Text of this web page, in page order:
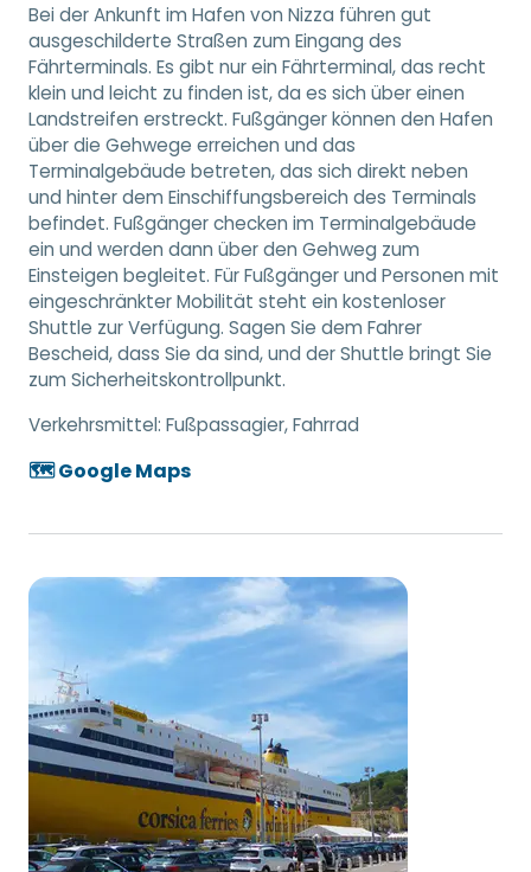
Bei der Ankunft im Hafen von Nizza führen gut
ausgeschilderte Straßen zum Eingang des
Fährterminals. Es gibt nur ein Fährterminal, das recht
klein und leicht zu finden ist, da es sich über einen
Landstreifen erstreckt. Fußgänger können den Hafen
über die Gehwege erreichen und das
Terminalgebäude betreten, das sich direkt neben
und hinter dem Einschiffungsbereich des Terminals
befindet. Fußgänger checken im Terminalgebäude
ein und werden dann über den Gehweg zum
Einsteigen begleitet. Für Fußgänger und Personen mit
eingeschränkter Mobilität steht ein kostenloser
Shuttle zur Verfügung. Sagen Sie dem Fahrer
Bescheid, dass Sie da sind, und der Shuttle bringt Sie
zum Sicherheitskontrollpunkt.
Verkehrsmittel: Fußpassagier, Fahrrad
🗺️ Google Maps